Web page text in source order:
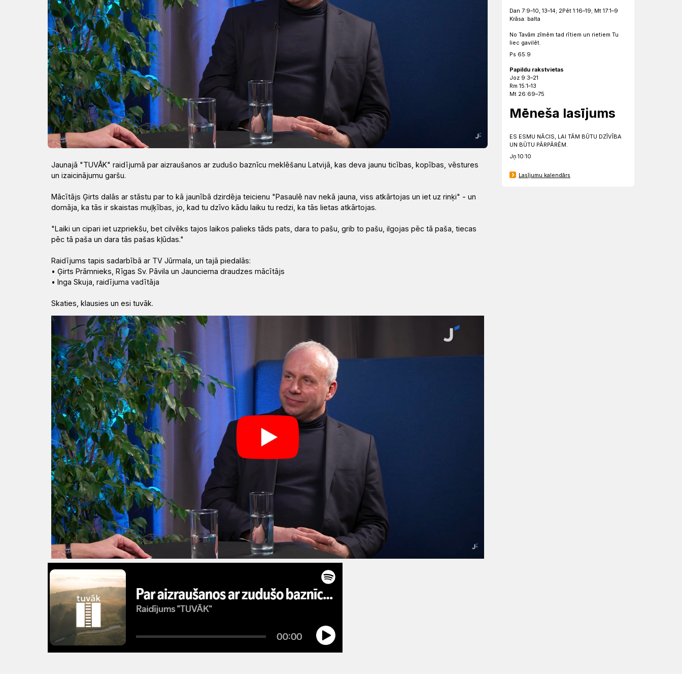
kristietību
Jaunajā "TUVĀK" raidījumā par aizraušanos ar zudušo baznīcu meklēšanu Latvijā, kas deva jaunu ticības, kopības, vēstures
un izaicinājumu garšu.
Mācītājs Ģirts dalās ar stāstu par to kā jaunībā dzirdēja teicienu "Pasaulē nav nekā jauna, viss atkārtojas un iet uz rinķi" - un
domāja, ka tās ir skaistas muļķības, jo, kad tu dzīvo kādu laiku tu redzi, ka tās lietas atkārtojas.
"Laiki un cipari iet uzpriekšu, bet cilvēks tajos laikos palieks tāds pats, dara to pašu, grib to pašu, ilgojas pēc tā paša, tiecas
pēc tā paša un dara tās pašas kļūdas."
Raidījums tapis sadarbībā ar TV Jūrmala, un tajā piedalās:
•Ģirts Prāmnieks, Rīgas Sv. Pāvila un Jaunciema draudzes mācītājs
•Inga Skuja, raidījuma vadītāja
Skaties, klausies un esi tuvāk.
Dan 7:9–10, 13–14; 2Pēt 1:16–19; Mt 17:1–9
Krāsa: balta
No Tavām zīmēm tad rītiem un rietiem Tu
liec gavilēt.
Ps 65:9
Papildu rakstvietas
Joz 9:3–21
Rm 15:1–13
Mt 26:69–75
Mēneša lasījums
ES ESMU NĀCIS, LAI TĀM BŪTU DZĪVĪBA
UN BŪTU PĀRPĀRĒM.
Jņ 10:10
Lasījumu kalendārs